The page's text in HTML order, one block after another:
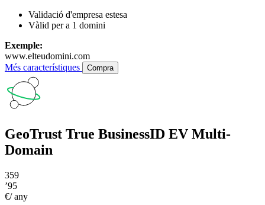
Validació d'empresa estesa
Vàlid per a 1 domini
Exemple:
www.elteudomini.com
Més característiques
Compra
GeoTrust True BusinessID EV Multi-
Domain
359
’95
€/ any